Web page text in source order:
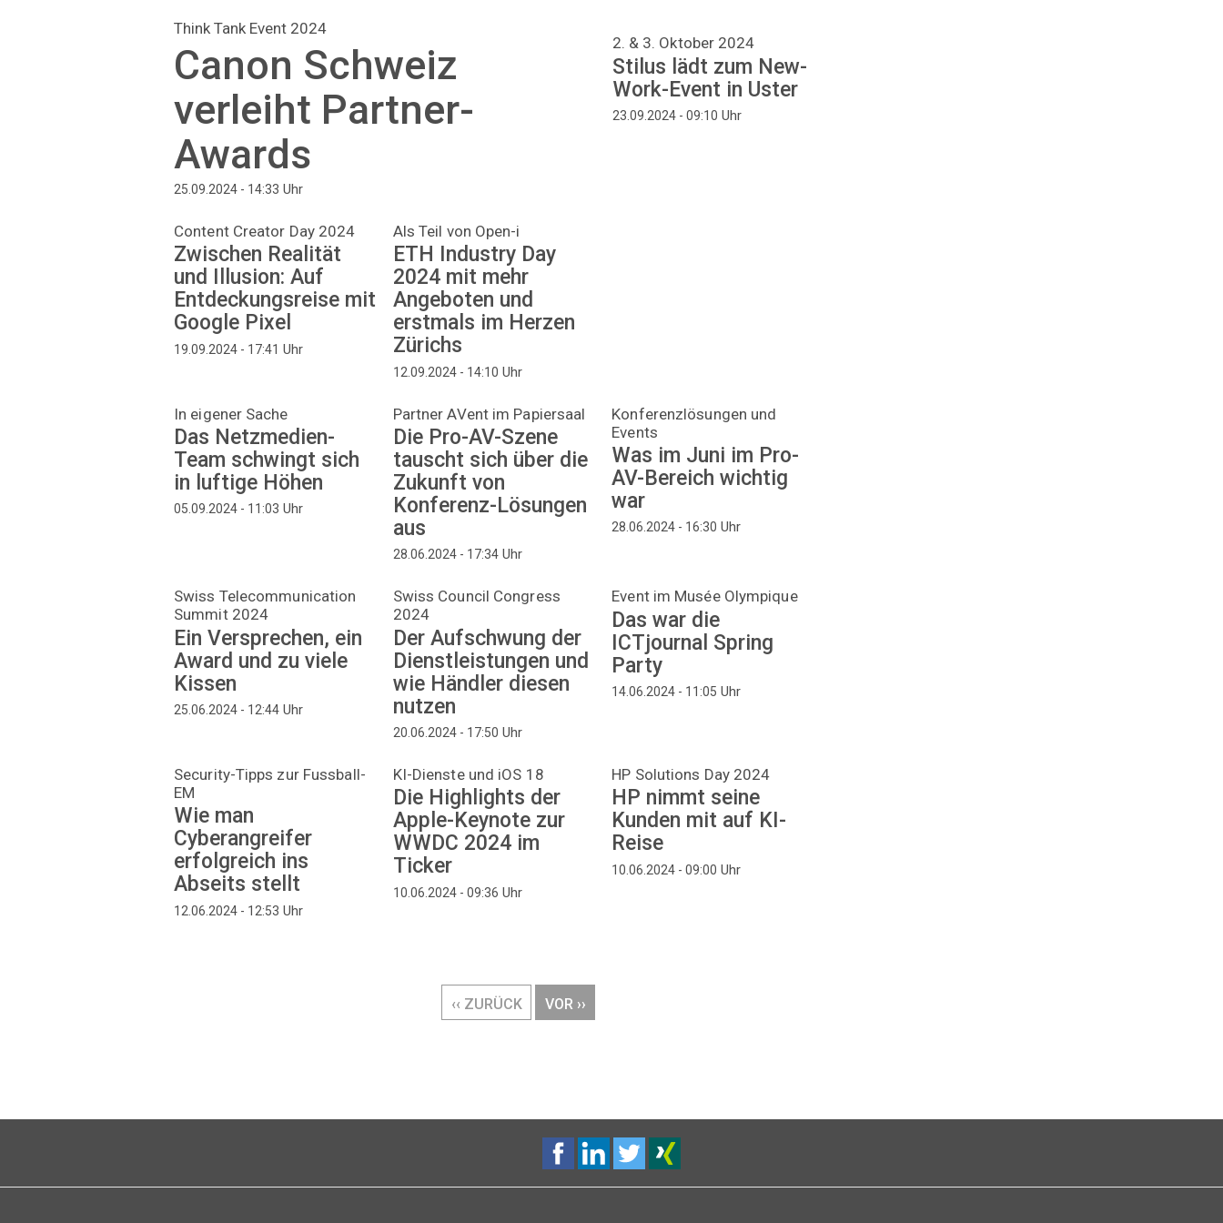
Think Tank Event 2024
Canon Schweiz
verleiht Partner-
Awards
25.09.2024 - 14:33 Uhr
2. & 3. Oktober 2024
Stilus lädt zum New-
Work-Event in Uster
23.09.2024 - 09:10 Uhr
Content Creator Day 2024
Zwischen Realität
und Illusion: Auf
Entdeckungsreise mit
Google Pixel
19.09.2024 - 17:41 Uhr
Als Teil von Open-i
ETH Industry Day
2024 mit mehr
Angeboten und
erstmals im Herzen
Zürichs
12.09.2024 - 14:10 Uhr
In eigener Sache
Das Netzmedien-
Team schwingt sich
in luftige Höhen
05.09.2024 - 11:03 Uhr
Partner AVent im Papiersaal
Die Pro-AV-Szene
tauscht sich über die
Zukunft von
Konferenz-Lösungen
aus
28.06.2024 - 17:34Uhr
Konferenzlösungen und
Events
Was im Juni im Pro-
AV-Bereich wichtig
war
28.06.2024 - 16:30 Uhr
Swiss Telecommunication
Summit 2024
Ein Versprechen, ein
Award und zu viele
Kissen
25.06.2024 - 12:44 Uhr
Swiss Council Congress
2024
Der Aufschwung der
Dienstleistungen und
wie Händler diesen
nutzen
20.06.2024 - 17:50 Uhr
Event im Musée Olympique
Das war die
ICTjournal Spring
Party
14.06.2024 - 11:05 Uhr
Security-Tipps zur Fussball-
EM
Wie man
Cyberangreifer
erfolgreich ins
Abseits stellt
12.06.2024 - 12:53 Uhr
KI-Dienste und iOS 18
Die Highlights der
Apple-Keynote zur
WWDC 2024 im
Ticker
10.06.2024 - 09:36 Uhr
HP Solutions Day 2024
HP nimmt seine
Kunden mit auf KI-
Reise
10.06.2024 - 09:00 Uhr
VORHERIGE
‹‹ ZURÜCK
NÄCHSTE
VOR ››